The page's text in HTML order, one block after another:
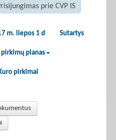
prie CVP IS
m. liepos 1 d Sutartys
planas
pirkimai